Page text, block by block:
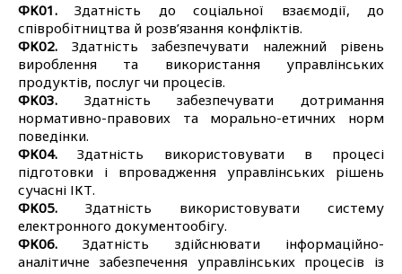
ФК01. Здатність до соціальної взаємодії, до
співробітництва й розв’язання конфліктів.
ФК02. Здатність забезпечувати належний рівень
вироблення та використання управлінських
продуктів, послуг чи процесів.
ФК03. Здатність забезпечувати дотримання
нормативно-правових та морально-етичних норм
поведінки.
ФК04. Здатність використовувати в процесі
підготовки і впровадження управлінських рішень
сучасні ІКТ.
ФК05. Здатність використовувати систему
електронного документообігу.
ФК06. Здатність здійснювати інформаційно-
аналітичне забезпечення управлінських процесів із